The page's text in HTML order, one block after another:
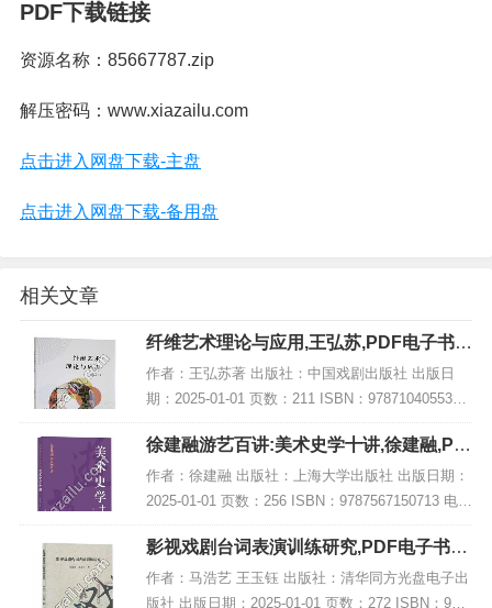
PDF下载链接
资源名称：85667787.zip
解压密码：www.xiazailu.com
点击进入网盘下载-主盘
点击进入网盘下载-备用盘
相关文章
纤维艺术理论与应用,王弘苏,PDF电子书下
载,网盘资源
作者：王弘苏著 出版社：中国戏剧出版社 出版日
期：2025-01-01 页数：211 ISBN：9787104055334
电子书大小：244MB [高清扫描版PDF格式] 内容简
介 该书结...
徐建融游艺百讲:美术史学十讲,徐建融,PD
F电子书网盘下载
作者：徐建融 出版社：上海大学出版社 出版日期：
2025-01-01 页数：256 ISBN：9787567150713 电子
书大小：217MB [高清扫描版PDF格式] 内容简介 在
《徐建...
影视戏剧台词表演训练研究,PDF电子书下
载,网盘资源
作者：马浩艺 王玉钰 出版社：清华同方光盘电子出
版社 出版日期：2025-01-01 页数：272 ISBN：978